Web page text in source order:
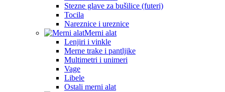
Stezne glave za bušilice (futeri)
Tocila
Nareznice i ureznice
Merni alat
Lenjiri i vinkle
Merne trake i pantljike
Multimetri i unimeri
Vage
Libele
Ostali merni alat